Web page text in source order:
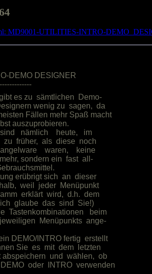
MD9001-UTILITIES-INTRO-
INTRO-DEMO DESIGNER
es zu  sämtlichen  Demo-
wenig zu  sagen,  da
Fällen mehr Spaß macht
auszuprobieren.
nämlich    heute,   im
zu  früher,  als  diese  noch
waren,    keine
sondern ein  fast  all-
Gebrauchsmittel.
erübrigt sich  an  dieser
weil  jeder  Menüpunkt
erklärt  wird,  d.h.  dem
glaube  das  sind  Sie!)
Tastenkombinationen   beim
Menüpunkts  ange-
DEMO/INTRO fertig  erstellt
Sie  es  mit  dem  letzten
abspeichern  und  wählen,  ob
oder  INTRO  verwenden